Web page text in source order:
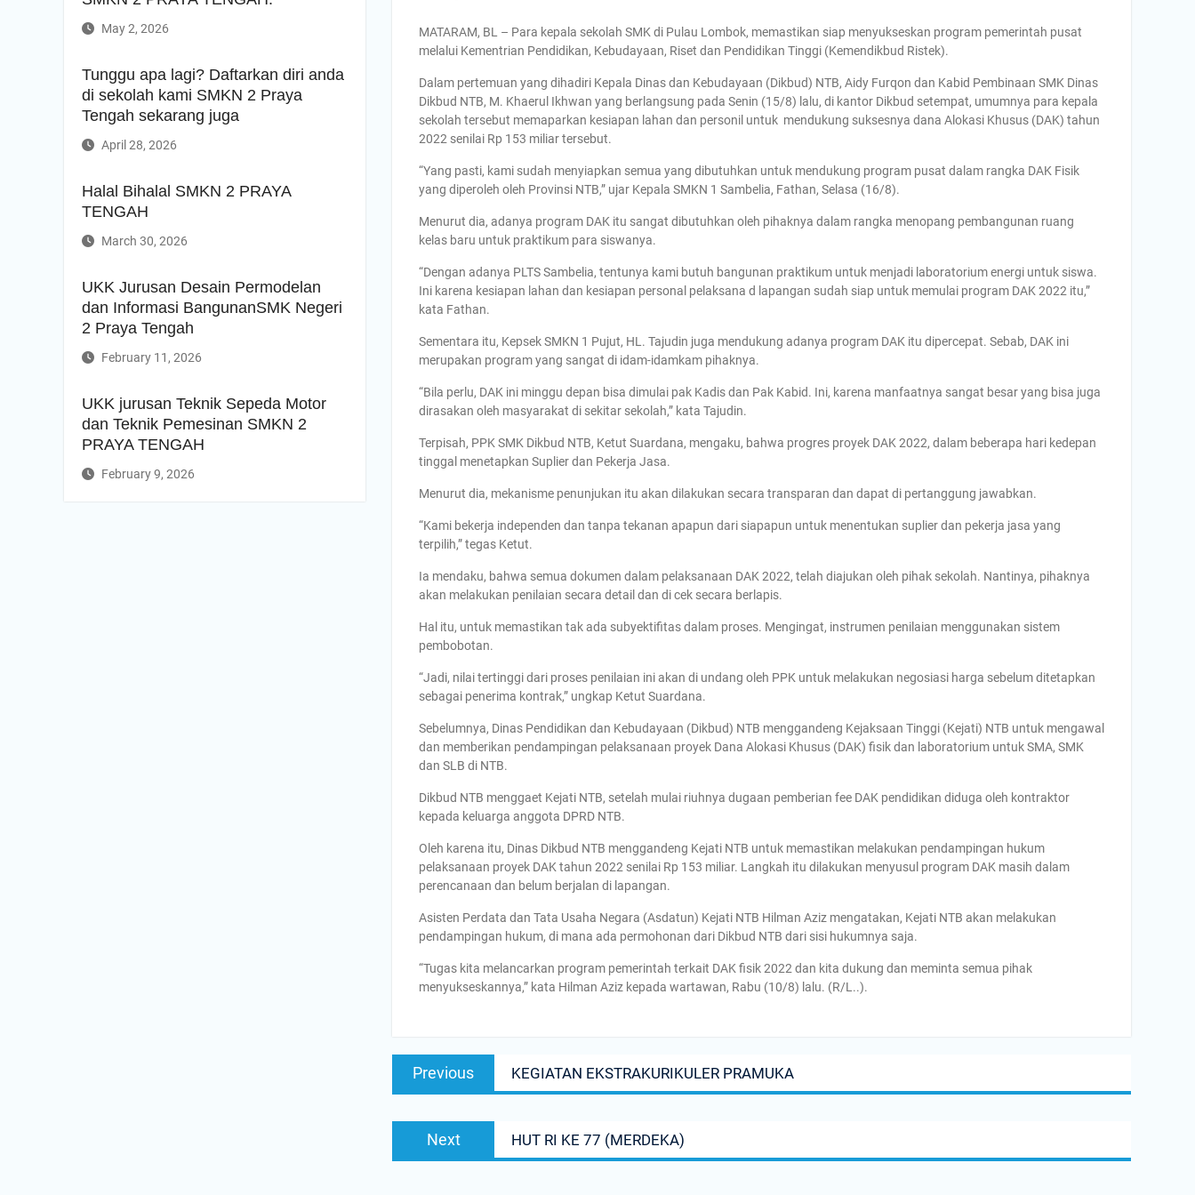
Melangkah Ke Hari Kedua MPLS
PRA – MASA PENGENALAN LINGKUNGAN
SATUAN PENDIDIKAN RAMAH SMKN 2
PRAYA TENGAH TAHUN PELAJARAN
2025/2026
APEL PERINGATAN HARKITNAS KE-117
Nasional 2 Mei 2026 di SMKN 2 PRAYA
TENGAH.
Tunggu apa lagi? Daftarkan diri anda di
MATARAM, BL – Para kepala sekolah SMK di Pulau Lombok, memastikan siap menyukseskan program pemerintah pusat
melalui Kementrian Pendidikan, Kebudayaan, Riset dan Pendidikan Tinggi (Kemendikbud Ristek).
Dalam pertemuan yang dihadiri Kepala Dinas dan Kebudayaan (Dikbud) NTB, Aidy Furqon dan Kabid Pembinaan SMK Dinas
Dikbud NTB, M. Khaerul Ikhwan yang berlangsung pada Senin (15/8) lalu, di kantor Dikbud setempat, umumnya para kepala
sekolah tersebut memaparkan kesiapan lahan dan personil untuk mendukung suksesnya dana Alokasi Khusus (DAK) tahun
2022 senilai Rp 153 miliar tersebut.
“Yang pasti, kami sudah menyiapkan semua yang dibutuhkan untuk mendukung program pusat dalam rangka DAK Fisik
yang diperoleh oleh Provinsi NTB,” ujar Kepala SMKN 1 Sambelia, Fathan, Selasa (16/8).
Menurut dia, adanya program DAK itu sangat dibutuhkan oleh pihaknya dalam rangka menopang pembangunan ruang
kelas baru untuk praktikum para siswanya.
“Dengan adanya PLTS Sambelia, tentunya kami butuh bangunan praktikum untuk menjadi laboratorium energi untuk siswa.
Ini karena kesiapan lahan dan kesiapan personal pelaksana d lapangan sudah siap untuk memulai program DAK 2022 itu,”
kata Fathan.
Sementara itu, Kepsek SMKN 1 Pujut, HL. Tajudin juga mendukung adanya program DAK itu dipercepat. Sebab, DAK ini
merupakan program yang sangat di idam-idamkam pihaknya.
“Bila perlu, DAK ini minggu depan bisa dimulai pak Kadis dan Pak Kabid. Ini, karena manfaatnya sangat besar yang bisa juga
dirasakan oleh masyarakat di sekitar sekolah,” kata Tajudin.
Terpisah, PPK SMK Dikbud NTB, Ketut Suardana, mengaku, bahwa progres proyek DAK 2022, dalam beberapa hari kedepan
tinggal menetapkan Suplier dan Pekerja Jasa.
Menurut dia, mekanisme penunjukan itu akan dilakukan secara transparan dan dapat di pertanggung jawabkan.
“Kami bekerja independen dan tanpa tekanan apapun dari siapapun untuk menentukan suplier dan pekerja jasa yang
terpilih,” tegas Ketut.
Ia mendaku, bahwa semua dokumen dalam pelaksanaan DAK 2022, telah diajukan oleh pihak sekolah. Nantinya, pihaknya
akan melakukan penilaian secara detail dan di cek secara berlapis.
Hal itu, untuk memastikan tak ada subyektifitas dalam proses. Mengingat, instrumen penilaian menggunakan sistem
pembobotan.
“Jadi, nilai tertinggi dari proses penilaian ini akan di undang oleh PPK untuk melakukan negosiasi harga sebelum ditetapkan
sebagai penerima kontrak,” ungkap Ketut Suardana.
Sebelumnya, Dinas Pendidikan dan Kebudayaan (Dikbud) NTB menggandeng Kejaksaan Tinggi (Kejati) NTB untuk mengawal
dan memberikan pendampingan pelaksanaan proyek Dana Alokasi Khusus (DAK) fisik dan laboratorium untuk SMA, SMK
dan SLB di NTB.
Dikbud NTB menggaet Kejati NTB, setelah mulai riuhnya dugaan pemberian fee DAK pendidikan diduga oleh kontraktor
kepada keluarga anggota DPRD NTB.
Oleh karena itu, Dinas Dikbud NTB menggandeng Kejati NTB untuk memastikan melakukan pendampingan hukum
pelaksanaan proyek DAK tahun 2022 senilai Rp 153 miliar. Langkah itu dilakukan menyusul program DAK masih dalam
perencanaan dan belum berjalan di lapangan.
Asisten Perdata dan Tata Usaha Negara (Asdatun) Kejati NTB Hilman Aziz mengatakan, Kejati NTB akan melakukan
pendampingan hukum, di mana ada permohonan dari Dikbud NTB dari sisi hukumnya saja.
“Tugas kita melancarkan program pemerintah terkait DAK fisik 2022 dan kita dukung dan meminta semua pihak
menyukseskannya,” kata Hilman Aziz kepada wartawan, Rabu (10/8) lalu. (R/L..).
Post
navigation
Previous
post:
KEGIATAN EKSTRAKURIKULER PRAMUKA
Next
post:
HUT RI KE 77 (MERDEKA)
May 2, 2026
Tunggu apa lagi? Daftarkan diri anda
di sekolah kami SMKN 2 Praya
Tengah sekarang juga
April 28, 2026
Halal Bihalal SMKN 2 PRAYA
TENGAH
March 30, 2026
UKK Jurusan Desain Permodelan
dan Informasi BangunanSMK Negeri
2 Praya Tengah
February 11, 2026
UKK jurusan Teknik Sepeda Motor
dan Teknik Pemesinan SMKN 2
PRAYA TENGAH
February 9, 2026